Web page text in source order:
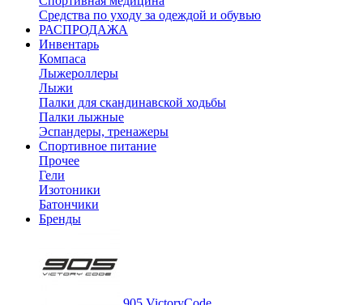
Средства по уходу за одеждой и обувью
РАСПРОДАЖА
Инвентарь
Компаса
Лыжероллеры
Лыжи
Палки для скандинавской ходьбы
Палки лыжные
Эспандеры, тренажеры
Спортивное питание
Прочее
Гели
Изотоники
Батончики
Бренды